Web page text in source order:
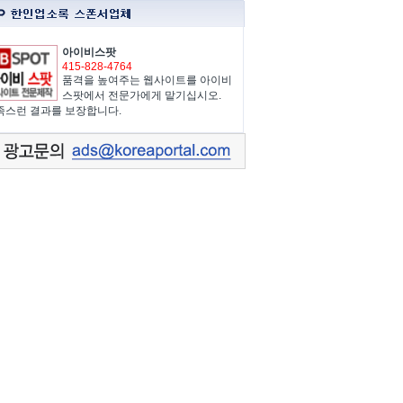
아이비스팟
415-828-4764
품격을 높여주는 웹사이트를 아이비
스팟에서 전문가에게 맡기십시오.
스런 결과를 보장합니다.